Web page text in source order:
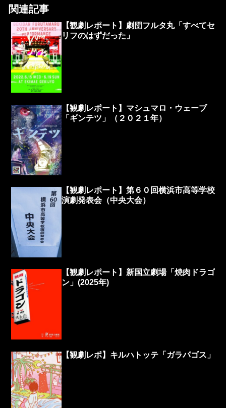
関連記事
【観劇レポート】劇団フルタ丸「すべてセ
リフのはずだった」
【観劇レポート】マシュマロ・ウェーブ
「ギンテツ」（２０２１年）
【観劇レポート】第６０回横浜市高等学校
演劇発表会（中央大会）
【観劇レポート】新国立劇場「焼肉ドラゴ
ン」(2025年)
【観劇レポ】キルハトッテ「ガラパゴス」